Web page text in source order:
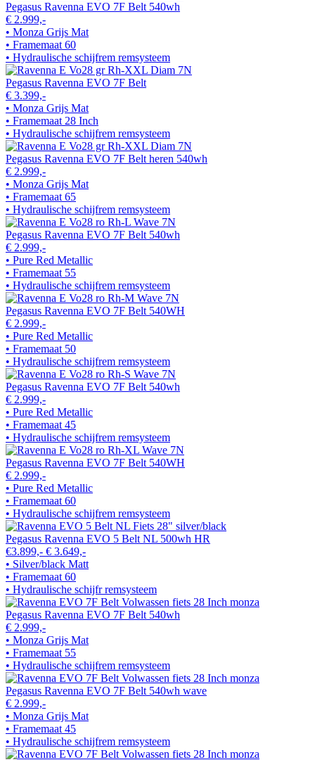
Pegasus Ravenna EVO 7F Belt 540wh
€ 2.999,-
• Monza Grijs Mat
• Framemaat 60
• Hydraulische schijfrem remsysteem
Pegasus Ravenna EVO 7F Belt
€ 3.399,-
• Monza Grijs Mat
• Framemaat 28 Inch
• Hydraulische schijfrem remsysteem
Pegasus Ravenna EVO 7F Belt heren 540wh
€ 2.999,-
• Monza Grijs Mat
• Framemaat 65
• Hydraulische schijfrem remsysteem
Pegasus Ravenna EVO 7F Belt 540wh
€ 2.999,-
• Pure Red Metallic
• Framemaat 55
• Hydraulische schijfrem remsysteem
Pegasus Ravenna EVO 7F Belt 540WH
€ 2.999,-
• Pure Red Metallic
• Framemaat 50
• Hydraulische schijfrem remsysteem
Pegasus Ravenna EVO 7F Belt 540wh
€ 2.999,-
• Pure Red Metallic
• Framemaat 45
• Hydraulische schijfrem remsysteem
Pegasus Ravenna EVO 7F Belt 540WH
€ 2.999,-
• Pure Red Metallic
• Framemaat 60
• Hydraulische schijfrem remsysteem
Pegasus Ravenna EVO 5 Belt NL 500wh HR
€3.899,- € 3.649,-
• Silver/black Matt
• Framemaat 60
• Hydraulische schijfr remsysteem
Pegasus Ravenna EVO 7F Belt 540wh
€ 2.999,-
• Monza Grijs Mat
• Framemaat 55
• Hydraulische schijfrem remsysteem
Pegasus Ravenna EVO 7F Belt 540wh wave
€ 2.999,-
• Monza Grijs Mat
• Framemaat 45
• Hydraulische schijfrem remsysteem